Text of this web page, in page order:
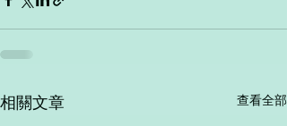
相關文章 查看全部